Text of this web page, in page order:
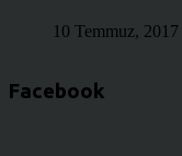
10 Temmuz, 2017
Facebook